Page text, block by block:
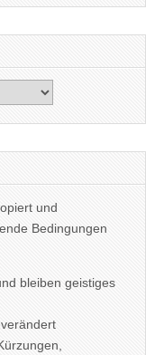
und
Bedingungen
bleiben geistiges